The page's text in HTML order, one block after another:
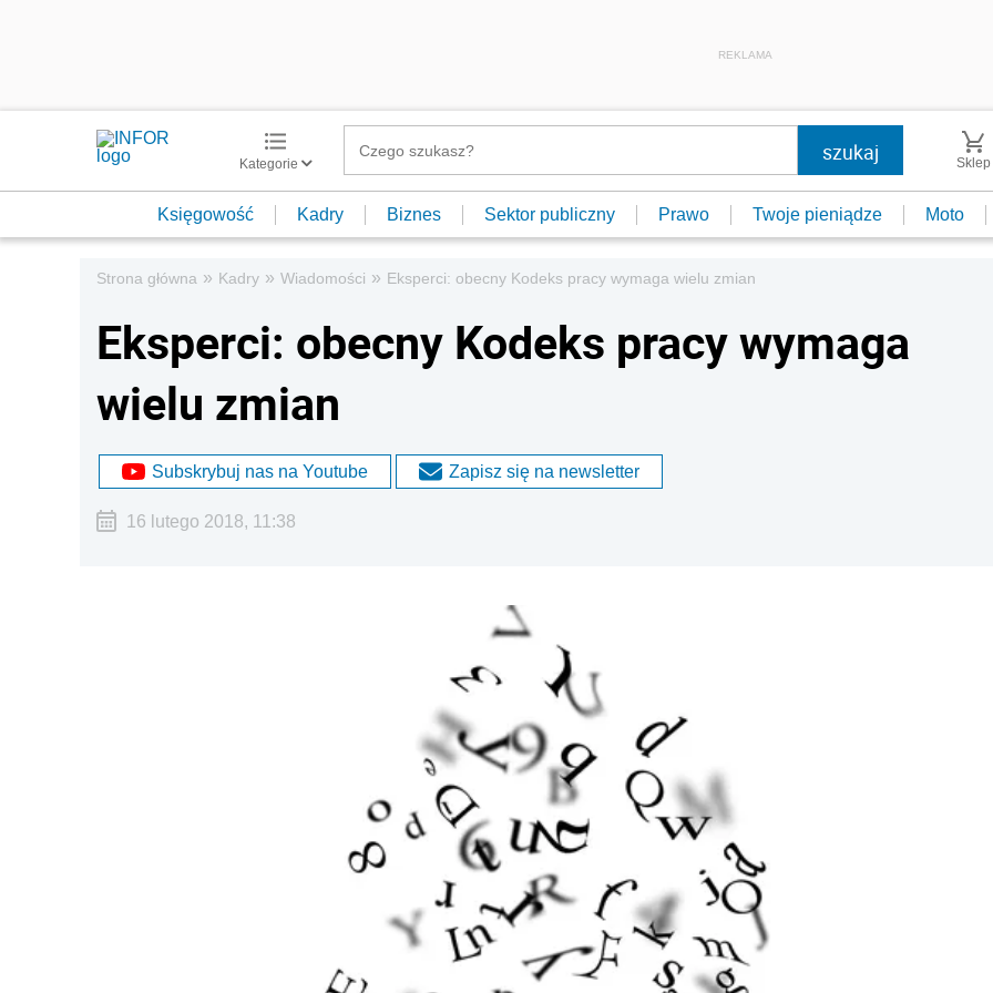
REKLAMA
Kategorie Sklep
Księgowość Kadry Biznes Sektor publiczny Prawo Twoje pieniądze Moto
Strona główna » Kadry » Wiadomości » Eksperci: obecny Kodeks pracy wymaga wielu zmian
Eksperci: obecny Kodeks pracy wymaga
wielu zmian
Subskrybuj nas na Youtube Zapisz się na newsletter
16 lutego 2018, 11:38